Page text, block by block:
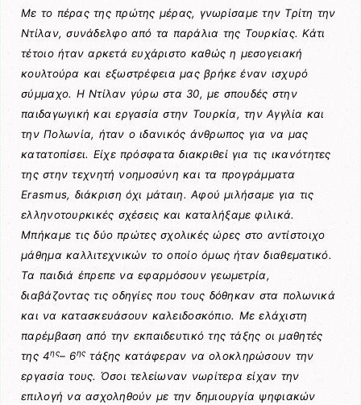
Με το πέρας της πρώτης μέρας, γνωρίσαμε την Τρίτη την
Ντίλαν, συνάδελφο από τα παράλια της Τουρκίας. Κάτι
τέτοιο ήταν αρκετά ευχάριστο καθώς η μεσογειακή
κουλτούρα και εξωστρέφεια μας βρήκε έναν ισχυρό
σύμμαχο. Η Ντίλαν γύρω στα 30, με σπουδές στην
παιδαγωγική και εργασία στην Τουρκία, την Αγγλία και
την Πολωνία, ήταν ο ιδανικός άνθρωπος για να μας
κατατοπίσει. Είχε πρόσφατα διακριθεί για τις ικανότητες
της στην τεχνητή νοημοσύνη και τα προγράμματα
Erasmus, διάκριση όχι μάταιη. Αφού μιλήσαμε για τις
ελληνοτουρκικές σχέσεις και καταλήξαμε φιλικά.
Μπήκαμε τις δύο πρώτες σχολικές ώρες στο αντίστοιχο
μάθημα καλλιτεχνικών το οποίο όμως ήταν διαθεματικό.
Τα παιδιά έπρεπε να εφαρμόσουν γεωμετρία,
διαβάζοντας τις οδηγίες που τους δόθηκαν στα πολωνικά
και να κατασκευάσουν καλειδοσκόπιο. Με ελάχιστη
παρέμβαση από την εκπαιδευτικό της τάξης οι μαθητές
της 4ης– 6ης τάξης κατάφεραν να ολοκληρώσουν την
εργασία τους. Όσοι τελείωναν νωρίτερα είχαν την
επιλογή να ασχοληθούν με την δημιουργία ψηφιακών